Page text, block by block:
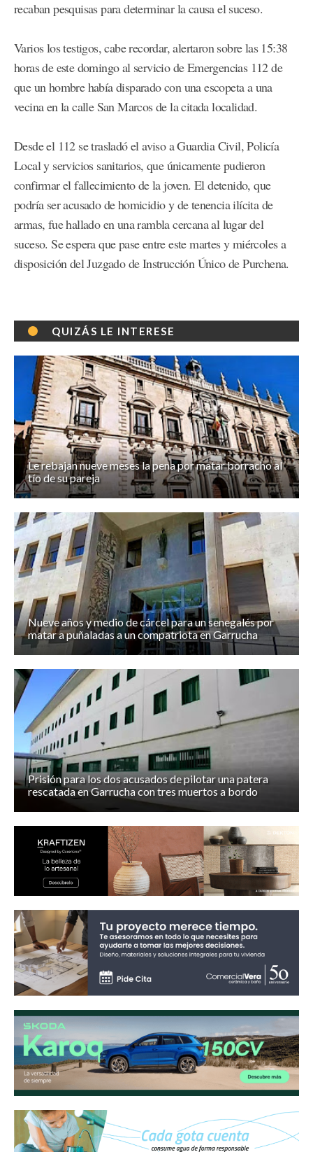
recaban pesquisas para determinar la causa el suceso.
Varios los testigos, cabe recordar, alertaron sobre las 15:38
horas de este domingo al servicio de Emergencias 112 de
que un hombre había disparado con una escopeta a una
vecina en la calle San Marcos de la citada localidad.
Desde el 112 se trasladó el aviso a Guardia Civil, Policía
Local y servicios sanitarios, que únicamente pudieron
confirmar el fallecimiento de la joven. El detenido, que
podría ser acusado de homicidio y de tenencia ilícita de
armas, fue hallado en una rambla cercana al lugar del
suceso. Se espera que pase entre este martes y miércoles a
disposición del Juzgado de Instrucción Único de Purchena.
QUIZÁS LE INTERESE
Le rebajan nueve meses la pena por matar borracho al
tío de su pareja
Nueve años y medio de cárcel para un senegalés por
matar a puñaladas a un compatriota en Garrucha
Prisión para los dos acusados de pilotar una patera
rescatada en Garrucha con tres muertos a bordo